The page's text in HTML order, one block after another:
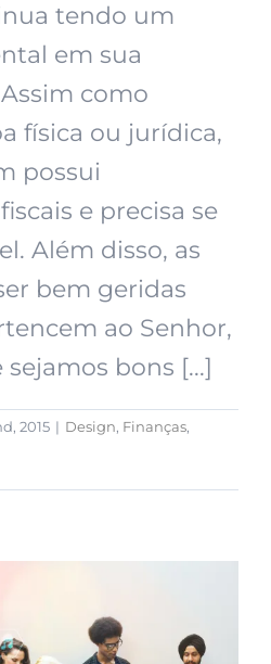
tendo um
em sua
como
física ou jurídica,
possui
e precisa se
Além disso, as
bem geridas
ao Senhor,
bons [...]
2015 | Design, Finanças,